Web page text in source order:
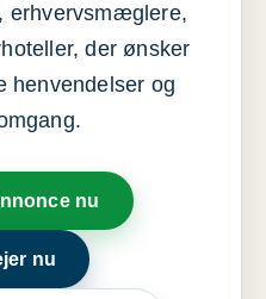
erhvervsmæglere,
der ønsker
henvendelser og
nu
nu